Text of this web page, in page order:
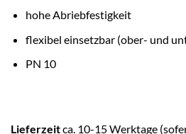
hohe Abriebfestigkeit
flexibel einsetzbar (ober- und
PN 10
Lieferzeitca. 10-15 Werktage